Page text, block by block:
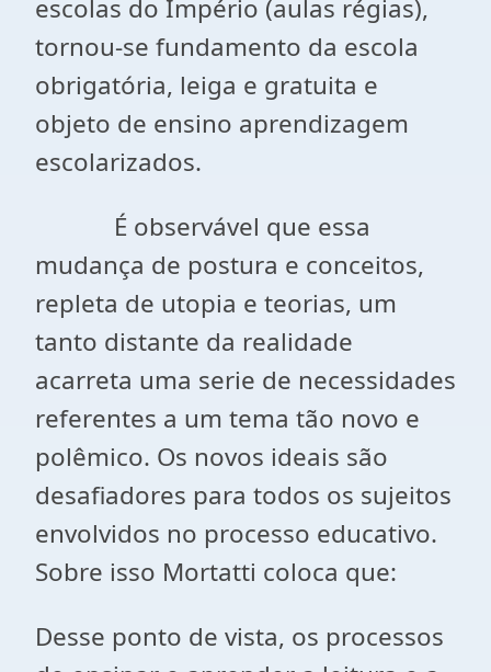
escolas do Império (aulas régias),
tornou-se fundamento da escola
obrigatória, leiga e gratuita e
objeto de ensino aprendizagem
escolarizados.
É observável que essa
mudança de postura e conceitos,
repleta de utopia e teorias, um
tanto distante da realidade
acarreta uma serie de necessidades
referentes a um tema tão novo e
polêmico. Os novos ideais são
desafiadores para todos os sujeitos
envolvidos no processo educativo.
Sobre isso Mortatti coloca que:
Desse ponto de vista, os processos